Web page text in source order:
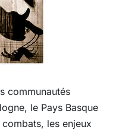
communautés
le Pays Basque
les enjeux